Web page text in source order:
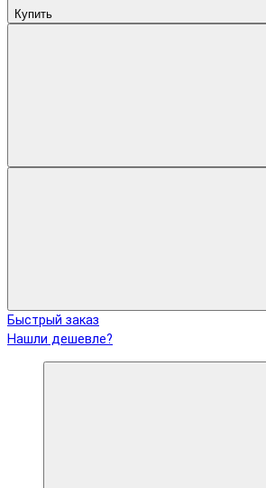
Купить
Быстрый заказ
Нашли дешевле?